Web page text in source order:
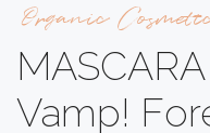
Organic
Vamp!